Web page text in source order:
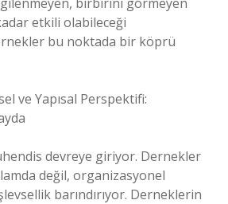
etkili olabileceği
bu noktada bir köprü
ve Yapısal Perspektifi:
devreye giriyor. Dernekler
değil, organizasyonel
barındırıyor. Derneklerin